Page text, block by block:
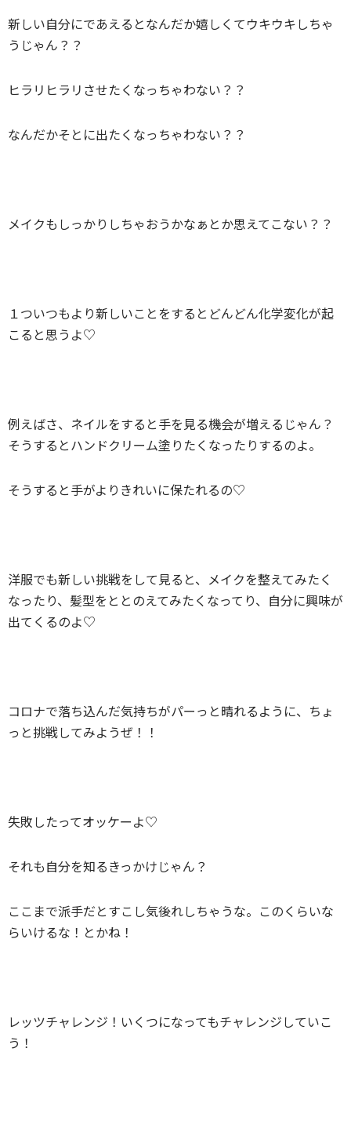
新しい自分にであえるとなんだか嬉しくてウキウキしちゃ
うじゃん？？
ヒラリヒラリさせたくなっちゃわない？？
なんだかそとに出たくなっちゃわない？？
メイクもしっかりしちゃおうかなぁとか思えてこない？？
１ついつもより新しいことをするとどんどん化学変化が起
こると思うよ♡
例えばさ、ネイルをすると手を見る機会が増えるじゃん？
そうするとハンドクリーム塗りたくなったりするのよ。
そうすると手がよりきれいに保たれるの♡
洋服でも新しい挑戦をして見ると、メイクを整えてみたく
なったり、髪型をととのえてみたくなってり、自分に興味が
出てくるのよ♡
コロナで落ち込んだ気持ちがパーっと晴れるように、ちょ
っと挑戦してみようぜ！！
失敗したってオッケーよ♡
それも自分を知るきっかけじゃん？
ここまで派手だとすこし気後れしちゃうな。このくらいな
らいけるな！とかね！
レッツチャレンジ！いくつになってもチャレンジしていこ
う！